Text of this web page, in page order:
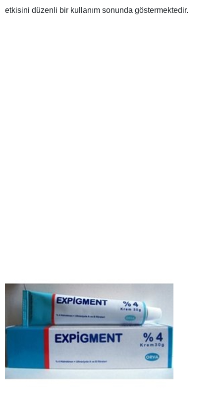
etkisini düzenli bir kullanım sonunda göstermektedir.